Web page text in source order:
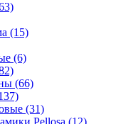
(15)
(6)
(66)
(31)
Pellosa (12)